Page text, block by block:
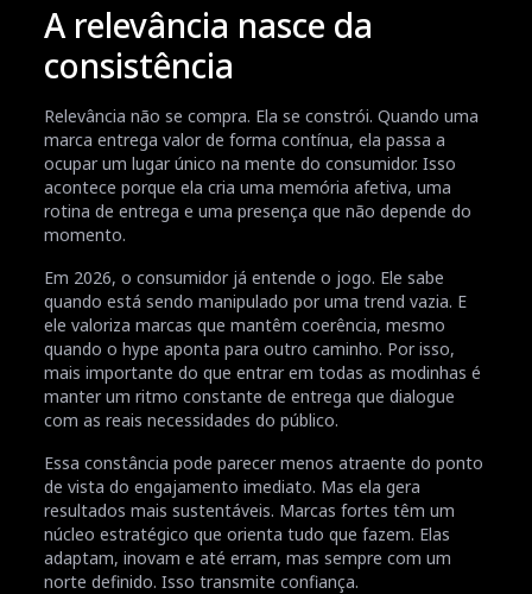
A relevância nasce da
consistência
Relevância não se compra. Ela se constrói. Quando uma
marca entrega valor de forma contínua, ela passa a
ocupar um lugar único na mente do consumidor. Isso
acontece porque ela cria uma memória afetiva, uma
rotina de entrega e uma presença que não depende do
momento.
Em 2026, o consumidor já entende o jogo. Ele sabe
quando está sendo manipulado por uma trend vazia. E
ele valoriza marcas que mantêm coerência, mesmo
quando o hype aponta para outro caminho. Por isso,
mais importante do que entrar em todas as modinhas é
manter um ritmo constante de entrega que dialogue
com as reais necessidades do público.
Essa constância pode parecer menos atraente do ponto
de vista do engajamento imediato. Mas ela gera
resultados mais sustentáveis. Marcas fortes têm um
núcleo estratégico que orienta tudo que fazem. Elas
adaptam, inovam e até erram, mas sempre com um
norte definido. Isso transmite confiança.